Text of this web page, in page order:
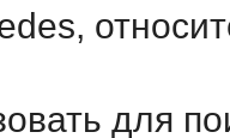
для